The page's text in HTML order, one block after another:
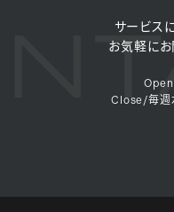
サービス
お気軽にお
Close/毎週